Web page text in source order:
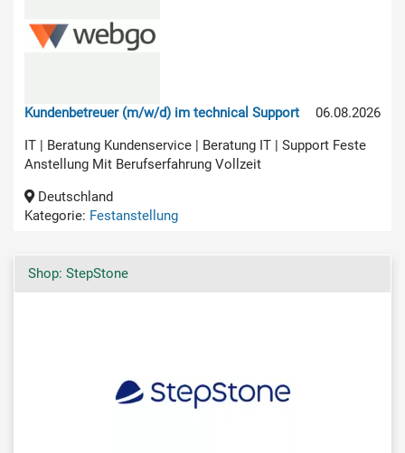
06.08.2026
Kundenbetreuer (m/w/d) im technical Support
IT | Beratung Kundenservice | Beratung IT | Support Feste
Anstellung Mit Berufserfahrung Vollzeit
Deutschland
Kategorie: Festanstellung
Shop: StepStone